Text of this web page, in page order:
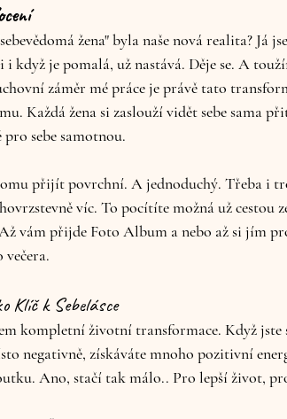
žena" byla naše nová realita? Já
i když je pomalá, už nastává. Děje se. A
záměr mé práce je právě tato
Každá žena si zaslouží vidět sebe sama
sebe samotnou.
přijít povrchní. A jednoduchý. Třeba i
víc. To pocítíte možná už cestou
vám přijde Foto Album a nebo až si jím
Klíč k Sebelásce
kompletní životní transformace. Když jste
negativně, získáváte mnoho pozitivní
Ano, stačí tak málo.. Pro lepší život,